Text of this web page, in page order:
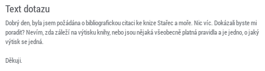
Text dotazu
Dobrý den, byla jsem požádána o bibliografickou citaci ke knize Stařec a moře. Nic víc. Dokázali byste mi
poradit? Nevím, zda záleží na výtisku knihy, nebo jsou nějaká všeobecně platná pravidla a je jedno, o jaký
výtisk se jedná.
Děkuji.